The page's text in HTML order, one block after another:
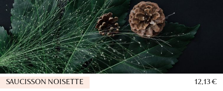
SAUCISSON NOISETTE 12,13 €